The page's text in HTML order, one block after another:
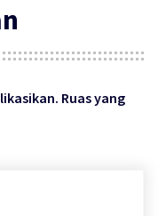
Ruas yang